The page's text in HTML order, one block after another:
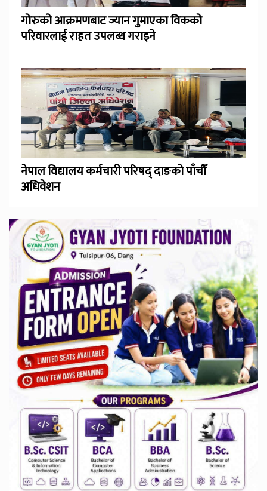
गोरुको आक्रमणबाट ज्यान गुमाएका विकको
परिवारलाई राहत उपलब्ध गराइने
नेपाल विद्यालय कर्मचारी परिषद् दाङको पाँचौँ
अधिवेशन